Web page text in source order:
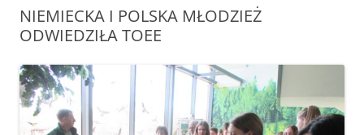
NIEMIECKA I POLSKA MŁODZIEŻ
ODWIEDZIŁA TOEE